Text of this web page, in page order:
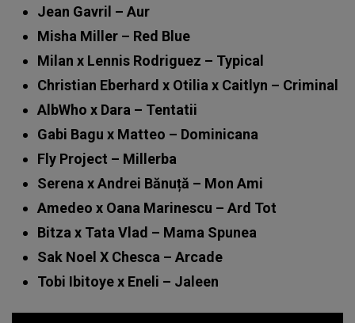
Jean Gavril – Aur
Misha Miller – Red Blue
Milan x Lennis Rodriguez – Typical
Christian Eberhard x Otilia x Caitlyn – Criminal
AlbWho x Dara – Tentatii
Gabi Bagu x Matteo – Dominicana
Fly Project – Millerba
Serena x Andrei Bănuță – Mon Ami
Amedeo x Oana Marinescu – Ard Tot
Bitza x Tata Vlad – Mama Spunea
Sak Noel X Chesca – Arcade
Tobi Ibitoye x Eneli – Jaleen